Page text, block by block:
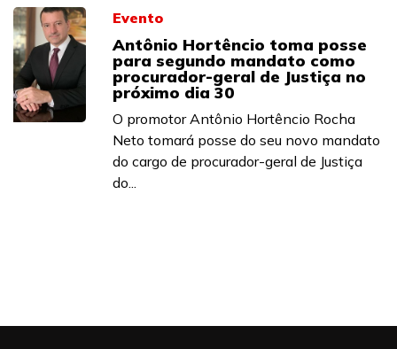
Evento
Antônio Hortêncio toma posse
para segundo mandato como
procurador-geral de Justiça no
próximo dia 30
O promotor Antônio Hortêncio Rocha
Neto tomará posse do seu novo mandato
do cargo de procurador-geral de Justiça
do...